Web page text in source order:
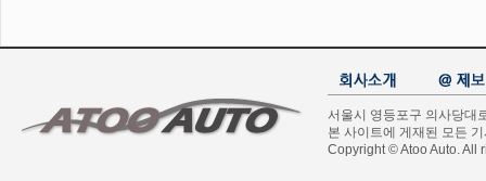
서울시 영등포구 의사당대
본 사이트에 게재된 모든
Copyright © Atoo Auto. All